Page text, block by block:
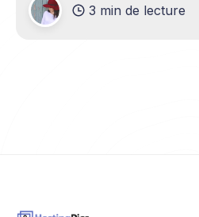
3 min de lecture